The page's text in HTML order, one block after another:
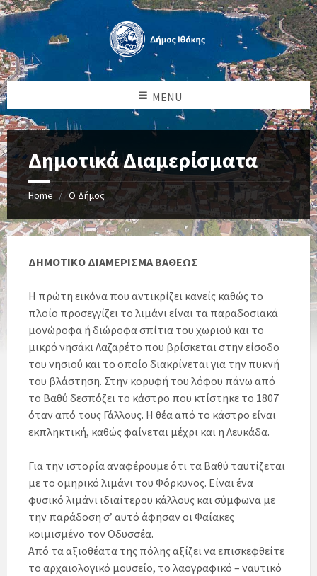
MENU
Δημοτικά Διαμερίσματα
Home Ο Δήμος
ΔΗΜΟΤΙΚΟ ΔΙΑΜΕΡΙΣΜΑ ΒΑΘΕΩΣ
Η πρώτη εικόνα που αντικρίζει κανείς καθώς το
πλοίο προσεγγίζει το λιμάνι είναι τα παραδοσιακά
μονώροφα ή διώροφα σπίτια του χωριού και το
μικρό νησάκι Λαζαρέτο που βρίσκεται στην είσοδο
του νησιού και το οποίο διακρίνεται για την πυκνή
του βλάστηση. Στην κορυφή του λόφου πάνω από
το Βαθύ δεσπόζει το κάστρο που κτίστηκε το 1807
όταν από τους Γάλλους. Η θέα από το κάστρο είναι
εκπληκτική, καθώς φαίνεται μέχρι και η Λευκάδα.
Για την ιστορία αναφέρουμε ότι τα Βαθύ ταυτίζεται
με το ομηρικό λιμάνι του Φόρκυνος. Είναι ένα
φυσικό λιμάνι ιδιαίτερου κάλλους και σύμφωνα με
την παράδοση σ’ αυτό άφησαν οι Φαίακες
κοιμισμένο τον Οδυσσέα.
Από τα αξιοθέατα της πόλης αξίζει να επισκεφθείτε
το αρχαιολογικό μουσείο, το λαογραφικό – ναυτικό